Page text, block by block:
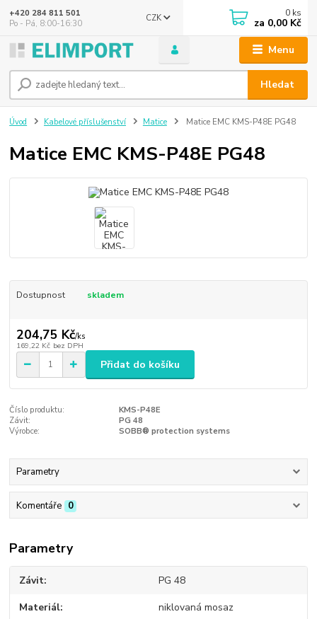
Menu
CZK
Hledat
+420 284 811 501
Po - Pá, 8:00-16:30
0 ks
za 0,00 Kč
Úvod Kabelové příslušenství Matice Matice EMC KMS-P48E PG48
Matice EMC KMS-P48E PG48
Dostupnost skladem
204,75 Kč/ks
169,22 Kč bez DPH
Přidat do košíku
Číslo produktu:
KMS-P48E
Závit:
PG 48
Výrobce:
SOBB® protection systems
Parametry
Komentáře 0
Parametry
Závit PG 48
Materiál niklovaná mosaz